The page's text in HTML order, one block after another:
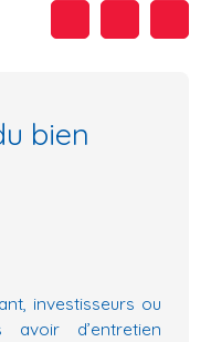
bien
investisseurs ou
d’entretien